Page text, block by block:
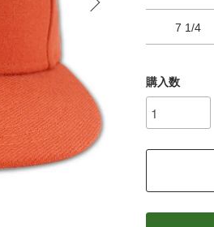
7 1/4
購入数